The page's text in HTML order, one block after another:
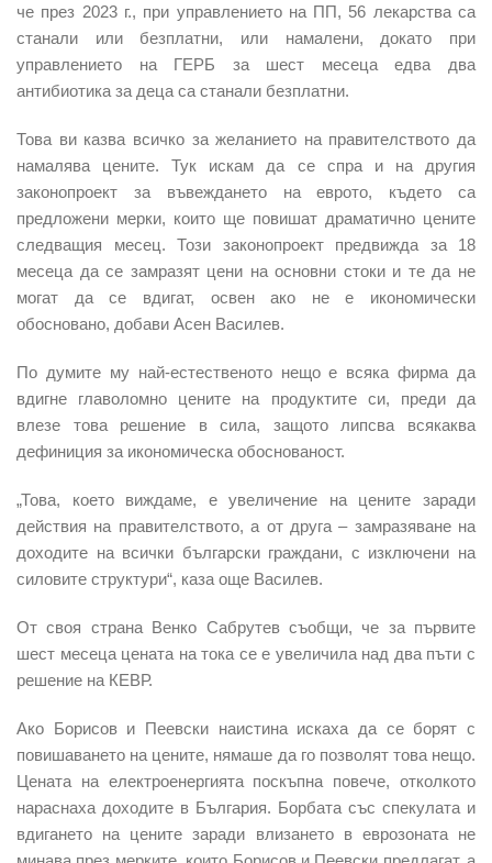
че през 2023 г., при управлението на ПП, 56 лекарства са
станали или безплатни, или намалени, докато при
управлението на ГЕРБ за шест месеца едва два
антибиотика за деца са станали безплатни.
Това ви казва всичко за желанието на правителството да
намалява цените. Тук искам да се спра и на другия
законопроект за въвеждането на еврото, където са
предложени мерки, които ще повишат драматично цените
следващия месец. Този законопроект предвижда за 18
месеца да се замразят цени на основни стоки и те да не
могат да се вдигат, освен ако не е икономически
обосновано, добави Асен Василев.
По думите му най-естественото нещо е всяка фирма да
вдигне главоломно цените на продуктите си, преди да
влезе това решение в сила, защото липсва всякаква
дефиниция за икономическа обоснованост.
„Това, което виждаме, е увеличение на цените заради
действия на правителството, а от друга – замразяване на
доходите на всички български граждани, с изключени на
силовите структури“, каза още Василев.
От своя страна Венко Сабрутев съобщи, че за първите
шест месеца цената на тока се е увеличила над два пъти с
решение на КЕВР.
Ако Борисов и Пеевски наистина искаха да се борят с
повишаването на цените, нямаше да го позволят това нещо.
Цената на електроенергията поскъпна повече, отколкото
нараснаха доходите в България. Борбата със спекулата и
вдигането на цените заради влизането в еврозоната не